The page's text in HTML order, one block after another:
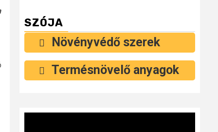
SZÓJA
Növényvédő szerek
Termésnövelő anyagok